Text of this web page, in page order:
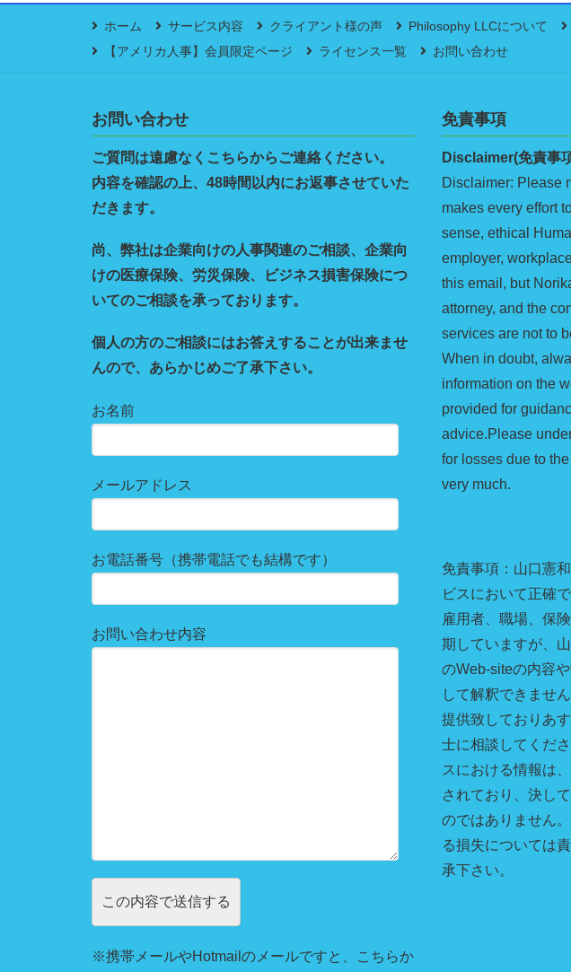
ホーム サービス内容 クライアント様の声 Philosophy LLCについて
【アメリカ人事】会員限定ページ
ライセンス一覧 お問い合わせ
お問い合わせ
ご質問は遠慮なくこちらからご連絡ください。
内容を確認の上、48時間以内にお返事させていた
だきます。
尚、弊社は企業向けの人事関連のご相談、企業向
けの医療保険、労災保険、ビジネス損害保険につ
いてのご相談を承っております。
個人の方のご相談にはお答えすることが出来ませ
んので、あらかじめご了承下さい。
お名前
メールアドレス
お電話番号（携帯電話でも結構です）
お問い合わせ内容
※携帯メールやHotmailのメールですと、こちらか
免責事項
Disclaimer(免責事
Disclaimer: Please
makes every effort
sense, ethical
employer,
this email, but
attorney, and the
services are not to
When in doubt,
information on the
provided for
advice.Please
for losses due to
very much.
免責事項：山口憲
ビスにおいて正確
雇用者、職場、保
期していますが、
のWeb-siteの内容
して解釈できませ
提供致しておりあ
士に相談してくだ
スにおける情報は
されており、決し
のではありません
る損失については
承下さい。